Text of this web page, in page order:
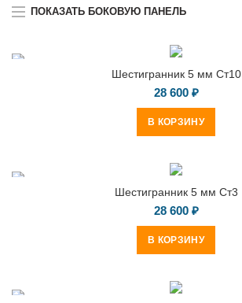
ПОКАЗАТЬ БОКОВУЮ ПАНЕЛЬ
Шестигранник 5 мм Ст10
28 600 ₽
В КОРЗИНУ
Шестигранник 5 мм Ст3
28 600 ₽
В КОРЗИНУ